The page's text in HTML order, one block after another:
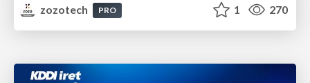
zozotech PRO 1 270